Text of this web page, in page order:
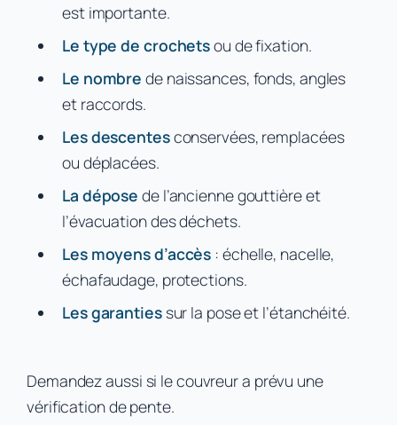
est importante.
Le type de crochetsou de fixation.
Le nombre de naissances, fonds, angles
et raccords.
Les descentesconservées, remplacées
ou déplacées.
La dépose de l’ancienne gouttière et
l’évacuation des déchets.
Les moyens d’accès : échelle, nacelle,
échafaudage, protections.
Les garantiessur la pose et l’étanchéité.
Demandez aussi si le couvreur a prévu une
vérification de pente.